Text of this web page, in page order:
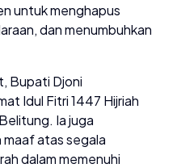
untuk menghapus
dan menumbuhkan
Bupati Djoni
Idul Fitri 1447 Hijriah
Ia juga
atas segala
dalam memenuhi